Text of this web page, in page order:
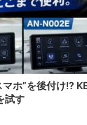
ホ”を後付け!?
試す